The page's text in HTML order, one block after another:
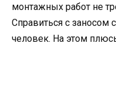
монтажных работ не
Справиться с заносом
человек. На этом